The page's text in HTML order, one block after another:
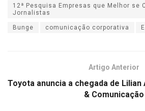
12ª Pesquisa Empresas que Melhor se
Jornalistas
Bunge comunicação corporativa
Artigo Anterior
Toyota anuncia a chegada de Lilian
& Comunicação